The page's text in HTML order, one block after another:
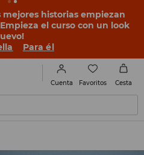
mejores historias empiezan
el curso con un look
Para él
Cuenta Favoritos Cesta